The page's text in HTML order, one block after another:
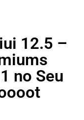
12.5 –
no Seu